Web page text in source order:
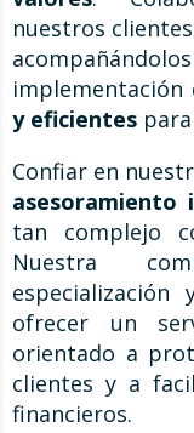
nuestros
implementación
y eficientes
Confiar en
tan complejo
Nuestra
ofrecer un
orientado a
clientes y a
financieros.